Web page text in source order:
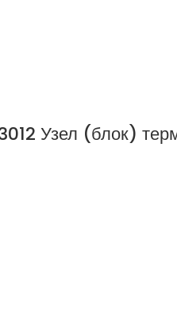
Узел (блок)